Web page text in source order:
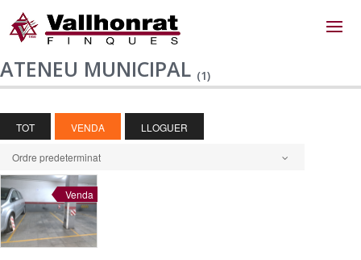
ATENEU MUNICIPAL (1)
TOT VENDA LLOGUER
Ordre predeterminat
Venda